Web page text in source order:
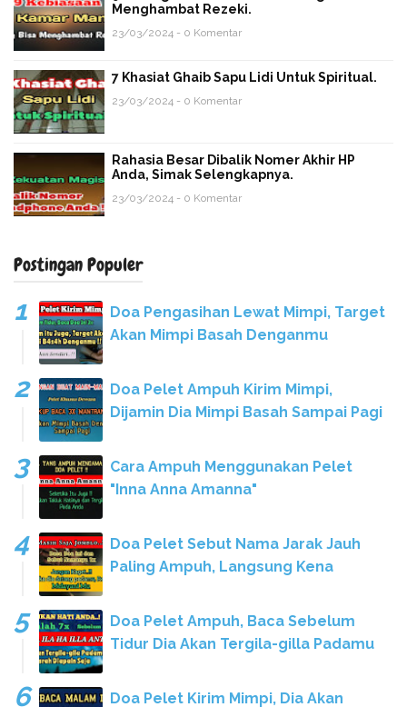
Menghambat Rezeki.
23/03/2024 - 0 Komentar
7 Khasiat Ghaib Sapu Lidi Untuk Spiritual.
23/03/2024 - 0 Komentar
Rahasia Besar Dibalik Nomer Akhir HP
Anda, Simak Selengkapnya.
23/03/2024 - 0 Komentar
Postingan Populer
Doa Pengasihan Lewat Mimpi, Target
Akan Mimpi Basah Denganmu
Doa Pelet Ampuh Kirim Mimpi,
Dijamin Dia Mimpi Basah Sampai Pagi
Cara Ampuh Menggunakan Pelet
"Inna Anna Amanna"
Doa Pelet Sebut Nama Jarak Jauh
Paling Ampuh, Langsung Kena
Doa Pelet Ampuh, Baca Sebelum
Tidur Dia Akan Tergila-gilla Padamu
Doa Pelet Kirim Mimpi, Dia Akan